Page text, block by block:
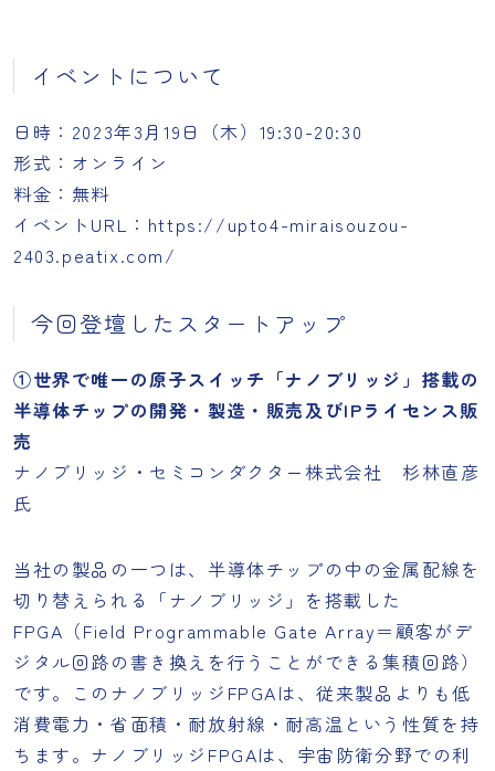
イベントについて
日時：2023年3月19日（木）19:30-20:30
形式：オンライン
料金：無料
イベントURL： https://upto4-miraisouzou-
2403.peatix.com/
今回登壇したスタートアップ
①世界で唯一の原子スイッチ「ナノブリッジ」搭載の
半導体チップの開発・製造・販売及びIPライセンス販
売
ナノブリッジ・セミコンダクター株式会社 杉林直彦
氏
当社の製品の一つは、半導体チップの中の金属配線を
切り替えられる「ナノブリッジ」を搭載した
FPGA（Field Programmable Gate Array＝顧客がデ
ジタル回路の書き換えを行うことができる集積回路）
です。このナノブリッジFPGAは、従来製品よりも低
消費電力・省面積・耐放射線・耐高温という性質を持
ちます。ナノブリッジFPGAは、宇宙防衛分野での利